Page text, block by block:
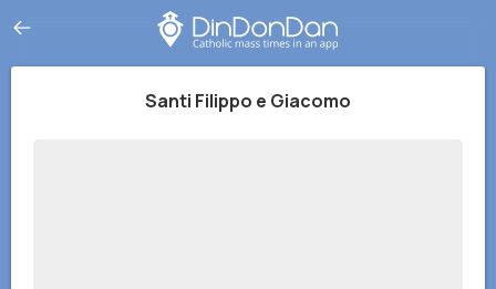
Santi Filippo e Giacomo